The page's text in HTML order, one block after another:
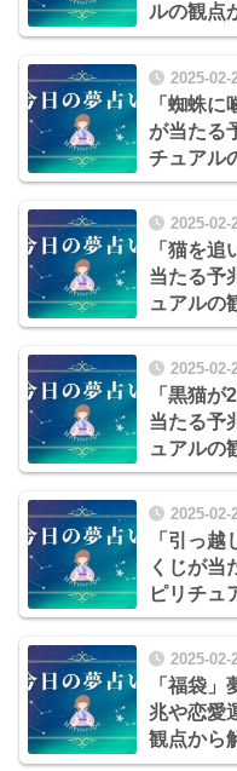
ルの観点
2025-02-
「蜘蛛
が当たる
チュアル
2025-02-
「猫を
当たる予
ュアルの
2025-02-
「黒猫
当たる予
ュアルの
2025-02-
「引っ
くじが当
ピリチュ
2025-02-
「福袋
兆や恋愛
観点から